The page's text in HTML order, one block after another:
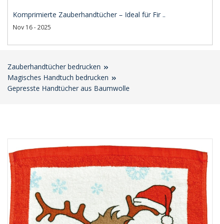
Komprimierte Zauberhandtücher – Ideal für Fir ..
Nov 16 - 2025
Zauberhandtücher bedrucken
Magisches Handtuch bedrucken
Gepresste Handtücher aus Baumwolle